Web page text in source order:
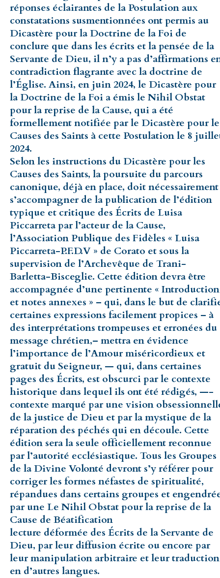
réponses éclairantes de la Postulation aux
constatations susmentionnées ont permis au
Dicastère pour la Doctrine de la Foi de
conclure que dans les écrits et la pensée de la
Servante de Dieu, il n’y a pas d’affirmations
contradiction flagrante avec la doctrine de
l’Église. Ainsi, en juin 2024, le Dicastère pour
la Doctrine de la Foi a émis le Nihil Obstat
pour la reprise de la Cause, qui a été
formellement notifiée par le Dicastère pour
Causes des Saints à cette Postulation le 8
2024.
Selon les instructions du Dicastère pour les
Causes des Saints, la poursuite du parcours
canonique, déjà en place, doit nécessairement
s’accompagner de la publication de l’édition
typique et critique des Écrits de Luisa
Piccarreta par l’acteur de la Cause,
l’Association Publique des Fidèles « Luisa
Piccarreta-P.F.D.V » de Corato et sous la
supervision de l’Archevêque de Trani-
Barletta-Bisceglie. Cette édition devra être
accompagnée d’une pertinente « Introduction
et notes annexes » – qui, dans le but de
certaines expressions facilement propices – à
des interprétations trompeuses et erronées du
message chrétien,– mettra en évidence
l’importance de l’Amour miséricordieux et
gratuit du Seigneur, — qui, dans certaines
pages des Écrits, est obscurci par le contexte
historique dans lequel ils ont été rédigés, —-
contexte marqué par une vision
de la justice de Dieu et par la mystique de la
réparation des péchés qui en découle. Cette
édition sera la seule officiellement reconnue
par l’autorité ecclésiastique. Tous les Groupes
de la Divine Volonté devront s’y référer pour
corriger les formes néfastes de spiritualité,
répandues dans certains groupes et
par une Le Nihil Obstat pour la reprise de la
Cause de Béatification
lecture déformée des Écrits de la Servante de
Dieu, par leur diffusion écrite ou encore par
leur manipulation arbitraire et leur traduction
en d’autres langues.